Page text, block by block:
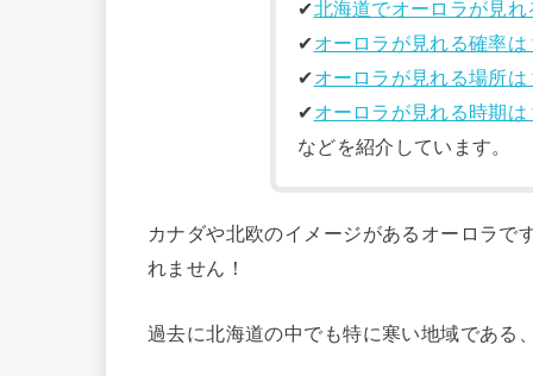
✔︎北海道でオーロラが見れ
✔︎オーロラが見れる確率は
✔︎オーロラが見れる場所は
✔︎オーロラが見れる時期は
などを紹介しています。
カナダや北欧のイメージがあるオーロラで
れません！
過去に北海道の中でも特に寒い地域である